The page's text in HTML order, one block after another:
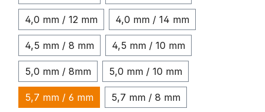
4,0 mm / 12 mm 4,0 mm / 14 mm
4,5 mm / 8 mm 4,5 mm / 10 mm
5,0 mm / 8mm 5,0 mm / 10 mm
5,7 mm / 6 mm 5,7 mm / 8 mm